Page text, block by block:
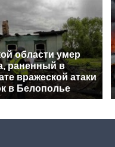
области умер
раненный в
вражеской атаки
в Белополье